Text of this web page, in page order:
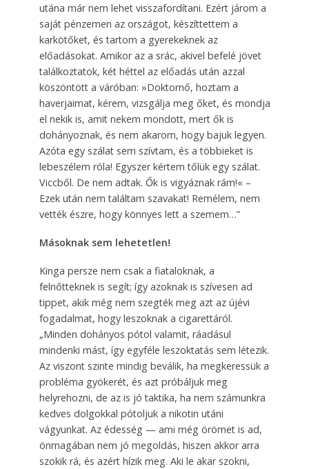
utána már nem lehet visszafordítani. Ezért járom a
saját pénzemen az országot, készíttettem a
karkötőket, és tartom a gyerekeknek az
előadásokat. Amikor az a srác, akivel befelé jövet
találkoztatok, két héttel az előadás után azzal
köszöntött a váróban: »Doktornő, hoztam a
haverjaimat, kérem, vizsgálja meg őket, és mondja
el nekik is, amit nekem mondott, mert ők is
dohányoznak, és nem akarom, hogy bajuk legyen.
Azóta egy szálat sem szívtam, és a többieket is
lebeszélem róla! Egyszer kértem tőlük egy szálat.
Viccből. De nem adtak. Ők is vigyáznak rám!« –
Ezek után nem találtam szavakat! Remélem, nem
vették észre, hogy könnyes lett a szemem…”
Másoknak sem lehetetlen!
Kinga persze nem csak a fiataloknak, a
felnőtteknek is segít; így azoknak is szívesen ad
tippet, akik még nem szegték meg azt az újévi
fogadalmat, hogy leszoknak a cigarettáról.
„Minden dohányos pótol valamit, ráadásul
mindenki mást, így egyféle leszoktatás sem létezik.
Az viszont szinte mindig beválik, ha megkeressük a
probléma gyökerét, és azt próbáljuk meg
helyrehozni, de az is jó taktika, ha nem számunkra
kedves dolgokkal pótoljuk a nikotin utáni
vágyunkat. Az édesség — ami még örömet is ad,
önmagában nem jó megoldás, hiszen akkor arra
szokik rá, és azért hízik meg. Aki le akar szokni,